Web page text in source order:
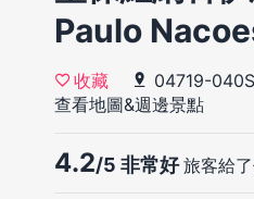
Paulo
收藏 04719-
查看地圖&週邊景點
4.2/5 非常好旅客給